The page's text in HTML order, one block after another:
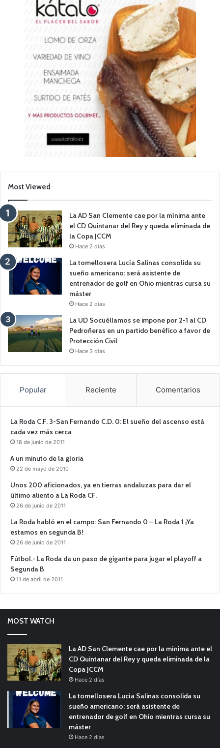
Most Viewed
La AD San Clemente cae por la mínima ante
el CD Quintanar del Rey y queda eliminada de
la Copa JCCM
Hace 2 días
La tomellosera Lucía Salinas consolida su
sueño americano: será asistente de
entrenador de golf en Ohio mientras cursa su
máster
Hace 2 días
La UD Socuéllamos se impone por 2-1 al CD
Pedroñeras en un partido benéfico a favor de
Protección Civil
Hace 3 días
Popular Reciente Comentarios
La Roda C.F. 3-San Fernando C.D. 0: El sueño del ascenso está
cada vez más cerca
18 de junio de 2011
A un minuto de la gloria
22 de mayo de 2010
Unos 200 aficionados, ya en tierras andaluzas para dar el
último aliento a La Roda CF.
26 de junio de 2011
La Roda habló en el campo: San Fernando 0 – La Roda 1 ¡Ya
estamos en segunda B!
26 de junio de 2011
Fútbol.- La Roda da un paso de gigante para jugar el playoff a
Segunda B
11 de abril de 2011
MOST WATCH
La AD San Clemente cae por la mínima ante el
CD Quintanar del Rey y queda eliminada de la
Copa JCCM
Hace 2 días
La tomellosera Lucía Salinas consolida su
sueño americano: será asistente de
entrenador de golf en Ohio mientras cursa su
máster
Hace 2 días